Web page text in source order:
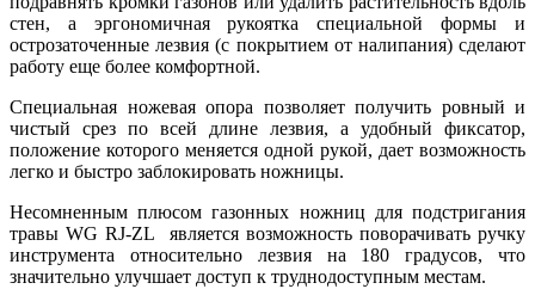
стен, а эргономичная рукоятка специальной формы и
острозаточенные лезвия (с покрытием от налипания) сделают
работу еще более комфортной.
Специальная ножевая опора позволяет получить ровный и
чистый срез по всей длине лезвия, а удобный фиксатор,
положение которого меняется одной рукой, дает возможность
легко и быстро заблокировать ножницы.
Несомненным плюсом газонных ножниц для подстригания
травы WG RJ-ZL является возможность поворачивать ручку
инструмента относительно лезвия на 180 градусов, что
значительно улучшает доступ к труднодоступным местам.